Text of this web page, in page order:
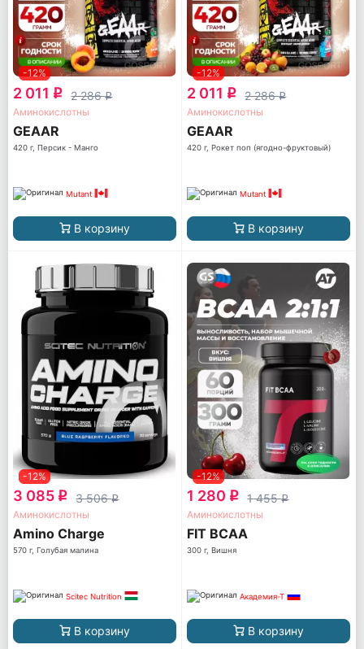
-12%
2 011 q 2 286q
Аминокислотны
GEAAR
420 г, Персик - Манго
Mutant
В корзину
-12%
2 011 q 2 286q
Аминокислотны
GEAAR
420 г, Рокет поп (ягодно-фруктовый)
Mutant
В корзину
-12%
3 085 q 3 506q
Аминокислотны
Amino Charge
570 г, Голубая малина
Scitec Nutrition
В корзину
-12%
1 280 q 1 455q
Аминокислотны
FIT BCAA
300 г, Вишня
Академия-Т
В корзину